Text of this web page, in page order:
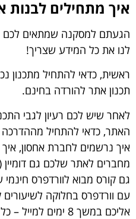
איך מתחילים לבנות
הגעתם למסקנה שמתאים לכם
לנו את כל המידע שצריך!
ראשית, כדאי להתחיל מתכנון
תכנון אתר להורדה בחינם.
לאחר שיש לכם רעיון לגבי
האתר, כדאי להתחיל מההדרכה
איך נרשמים לחברת אחסון, איך
מחברים לאתר שלכם גם
גם קורס מבוא לוורדפרס
עם וורדפרס בחלוקה
אליכם במשך 8 ימים למייל – כל יום שיעור חדש.